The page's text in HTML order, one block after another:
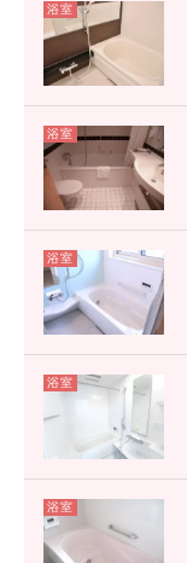
浴室
浴室
浴室
浴室
浴室